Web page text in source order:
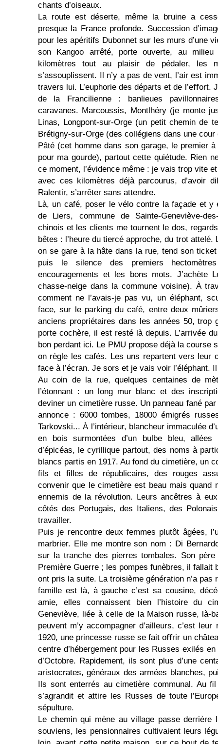
chants d’oiseaux.
La route est déserte, même la bruine a
presque la France profonde. Succession
pour les apéritifs Dubonnet sur les murs d’une
son Kangoo arrêté, porte ouverte, au
kilomètres tout au plaisir de pédaler, les
s’assouplissent. Il n’y a pas de vent, l’air est
travers lui. L’euphorie des départs et de l’eﬀort.
de la Francilienne : banlieues
caravanes. Marcoussis, Montlhéry (je monte
Linas, Longpont-sur-Orge (un petit chemin de
Brétigny-sur-Orge (des collégiens dans une
Pâté (cet homme dans son garage, le premier à
pour ma gourde), partout cette quiétude. Rien
ce moment, l’évidence même : je vais trop vite
avec ces kilomètres déjà parcourus, d’avoir
Ralentir, s’arrêter sans attendre.
Là, un café, poser le vélo contre la façade et y
de Liers, commune de Sainte-Geneviève-
chinois et les clients me tournent le dos,
bêtes : l’heure du tiercé approche, du trot
on se gare à la hâte dans la rue, tend son
puis le silence des premiers
encouragements et les bons mots. J’achète
chasse-neige dans la commune voisine). À
comment ne l’avais-je pas vu, un éléphant,
face, sur le parking du café, entre deux
anciens propriétaires dans les années 50, trop
porte cochère, il est resté là depuis. L’arrivée
bon perdant ici. Le PMU propose déjà la course
on règle les cafés. Les uns repartent vers leur
face à l’écran. Je sors et je vais voir l’éléphant.
Au coin de la rue, quelques centaines de
l’étonnant : un long mur blanc et des
deviner un cimetière russe. Un panneau fané
annonce : 6000 tombes, 18000 émigrés
Tarkovski... À l’intérieur, blancheur immaculée
en bois surmontées d’un bulbe bleu,
d’épicéas, le cyrillique partout, des noms à
blancs partis en 1917. Au fond du cimetière, un
ﬁls et ﬁlles de républicains, des rouges
convenir que le cimetière est beau mais quand
ennemis de la révolution. Leurs ancêtres à
côtés des Portugais, des Italiens, des
travailler.
Puis je rencontre deux femmes plutôt âgées,
marbrier. Elle me montre son nom : Di
sur la tranche des pierres tombales. Son
Première Guerre ; les pompes funèbres, il fallait
ont pris la suite. La troisième génération n’a pas
famille est là, à gauche c’est sa cousine,
amie, elles connaissent bien l’histoire du
Geneviève, liée à celle de la Maison russe, là-
peuvent m’y accompagner d’ailleurs, c’est
1920, une princesse russe se fait oﬀrir un
centre d’hébergement pour les Russes exilés
d’Octobre. Rapidement, ils sont plus d’une
aristocrates, généraux des armées blanches,
Ils sont enterrés au cimetière communal. Au
s’agrandit et attire les Russes de toute
sépulture.
Le chemin qui mène au village passe
souviens, les pensionnaires cultivaient leurs